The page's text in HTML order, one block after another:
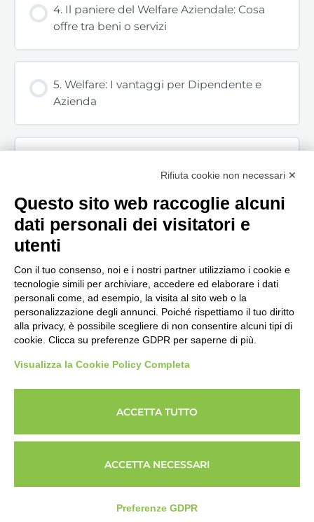
4. Il paniere del Welfare Aziendale: Cosa
offre tra beni o servizi
5. Welfare: I vantaggi per Dipendente e
Azienda
Seguici, siamo in continuo
aggiornamento...
Copyright © 2026 Imprenditore.Academy un servizio
powerUP Srl - Società Benefit
Brescia
Rifiuta cookie non necessari ✕
Questo sito web raccoglie alcuni
dati personali dei visitatori e
utenti
Con il tuo consenso, noi e i nostri partner utilizziamo i cookie e
tecnologie simili per archiviare, accedere ed elaborare i dati
personali come, ad esempio, la visita al sito web o la
personalizzazione degli annunci. Poiché rispettiamo il tuo diritto
alla privacy, è possibile scegliere di non consentire alcuni tipi di
cookie. Clicca su preferenze GDPR per saperne di più.
Visualizza la Cookie Policy Completa
ACCETTA TUTTO
ACCETTA NECESSARI
Preferenze GDPR